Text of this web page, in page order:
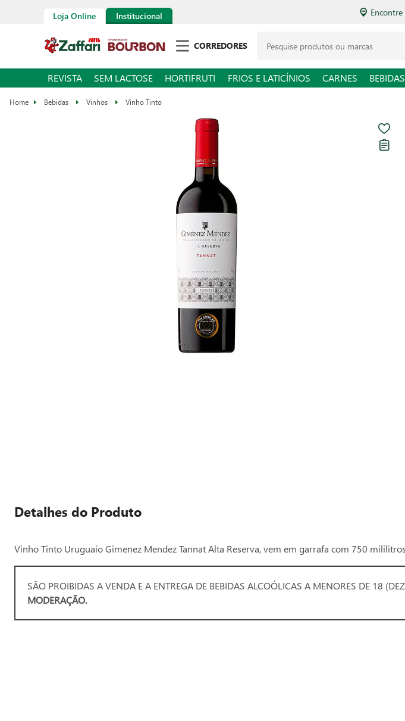
Loja Online Institucional Encontre o Clique&Retire
CORREDORES
REVISTA SEM LACTOSE HORTIFRUTI FRIOS E LATICÍNIOS CARNES BEBIDAS